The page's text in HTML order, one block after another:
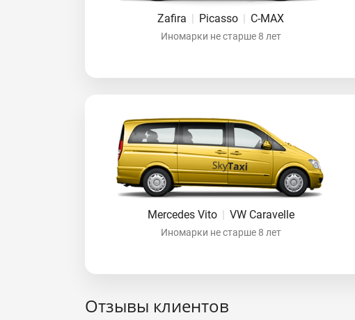
Zafira | Picasso | C-MAX
Иномарки не старше 8 лет
Mercedes Vito | VW Caravelle
Иномарки не старше 8 лет
Отзывы клиентов